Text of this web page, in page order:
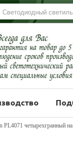
PL4071 четырехгранный